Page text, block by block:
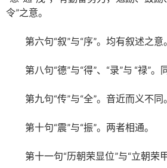
令”之意。
第六句“叙”与“序”。均有叙述之意。
第八句“德”与“得”、“录”与 “禄”。
第九句“传”与“全”。音近而义不同。
第十句“震”与“振”。两者相通。
第十一句“历朝荣显位”与“立朝荣甲